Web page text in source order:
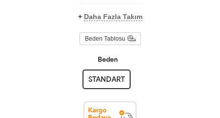
+ Daha Fazla Takım
Beden Tablosu
Beden
STANDART